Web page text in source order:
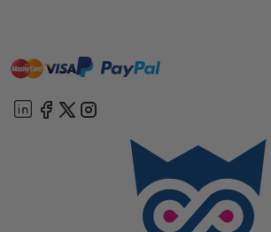
mastervisa paypal